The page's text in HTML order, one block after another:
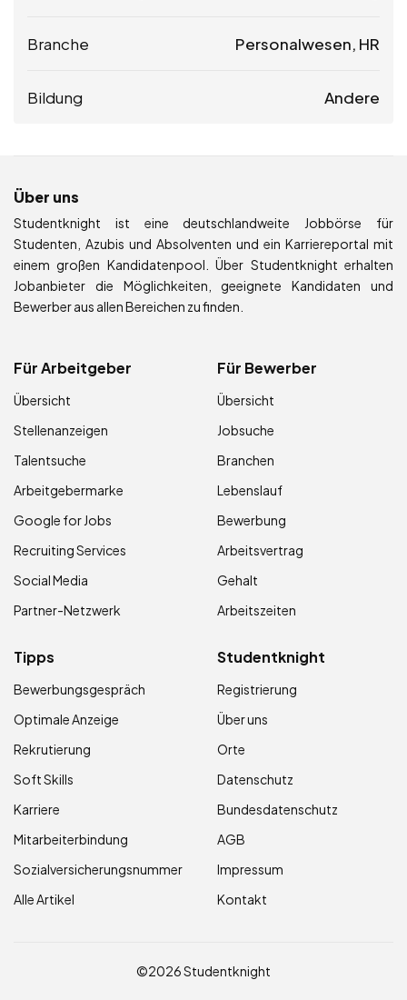
Branche Personalwesen, HR
Bildung Andere
Über uns
Studentknight ist eine deutschlandweite Jobbörse für
Studenten, Azubis und Absolventen und ein Karriereportal mit
einem großen Kandidatenpool. Über Studentknight erhalten
Jobanbieter die Möglichkeiten, geeignete Kandidaten und
Bewerber aus allen Bereichen zu finden.
Für Arbeitgeber
Übersicht
Stellenanzeigen
Talentsuche
Arbeitgebermarke
Google for Jobs
Recruiting Services
Social Media
Partner-Netzwerk
Für Bewerber
Übersicht
Jobsuche
Branchen
Lebenslauf
Bewerbung
Arbeitsvertrag
Gehalt
Arbeitszeiten
Tipps
Bewerbungsgespräch
Optimale Anzeige
Rekrutierung
Soft Skills
Karriere
Mitarbeiterbindung
Sozialversicherungsnummer
Alle Artikel
Studentknight
Registrierung
Über uns
Orte
Datenschutz
Bundesdatenschutz
AGB
Impressum
Kontakt
©2026 Studentknight